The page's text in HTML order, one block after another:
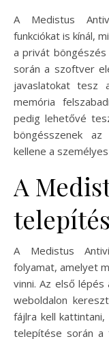
A Medistus
funkciókat is kínál,
a privát böngészés
során a szoftver
javaslatokat tesz
memória
pedig lehetővé
böngésszenek
kellene a
A
A Medistus
folyamat, amelyet
vinni. Az első
weboldalon
fájlra kell
telepítése során a